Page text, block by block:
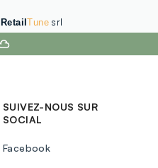
RetailTunesrl
SUIVEZ-NOUS SUR
SOCIAL
Facebook